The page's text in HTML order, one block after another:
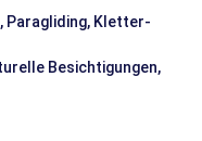
Paragliding, Kletter-
Besichtigungen,